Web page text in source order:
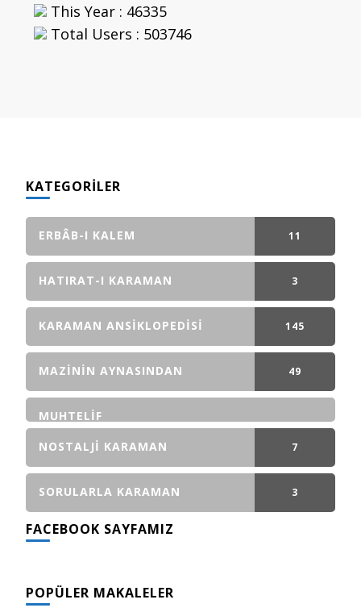
This Year : 46335
Total Users : 503746
KATEGORILER
ERBÂB-I KALEM 11
GÖNDERI(LER)
HATIRAT-I KARAMAN 3
GÖNDERI(LER)
KARAMAN ANSIKLOPEDISI 145
GÖNDERI(LER)
MAZININ AYNASINDAN 49
MUHTELIF
NOSTALJI KARAMAN
7
GÖNDERI(LER)
SORULARLA KARAMAN 3
FACEBOOK SAYFAMIZ
POPÜLER MAKALELER